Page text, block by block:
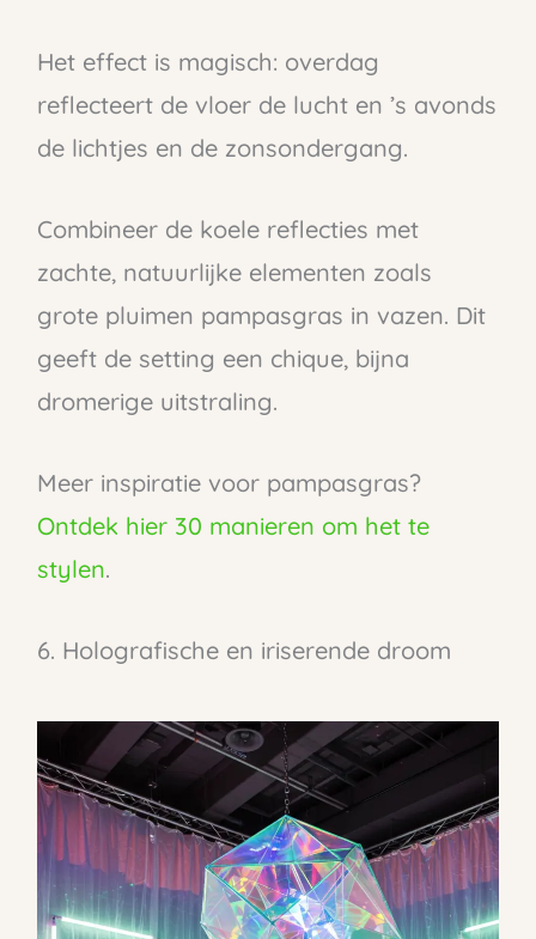
Het effect is magisch: overdag
reflecteert de vloer de lucht en ’s avonds
de lichtjes en de zonsondergang.
Combineer de koele reflecties met
zachte, natuurlijke elementen zoals
grote pluimen pampasgras in vazen. Dit
geeft de setting een chique, bijna
dromerige uitstraling.
Meer inspiratie voor pampasgras?
Ontdek hier 30 manieren om het te
stylen.
6. Holografische en iriserende droom